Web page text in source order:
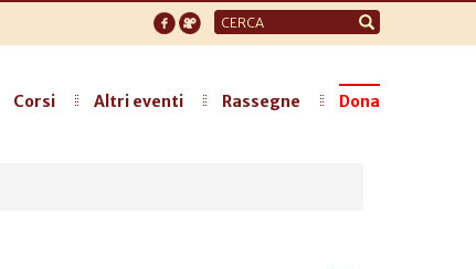
Form
di
Corsi Altri eventi Rassegne Dona